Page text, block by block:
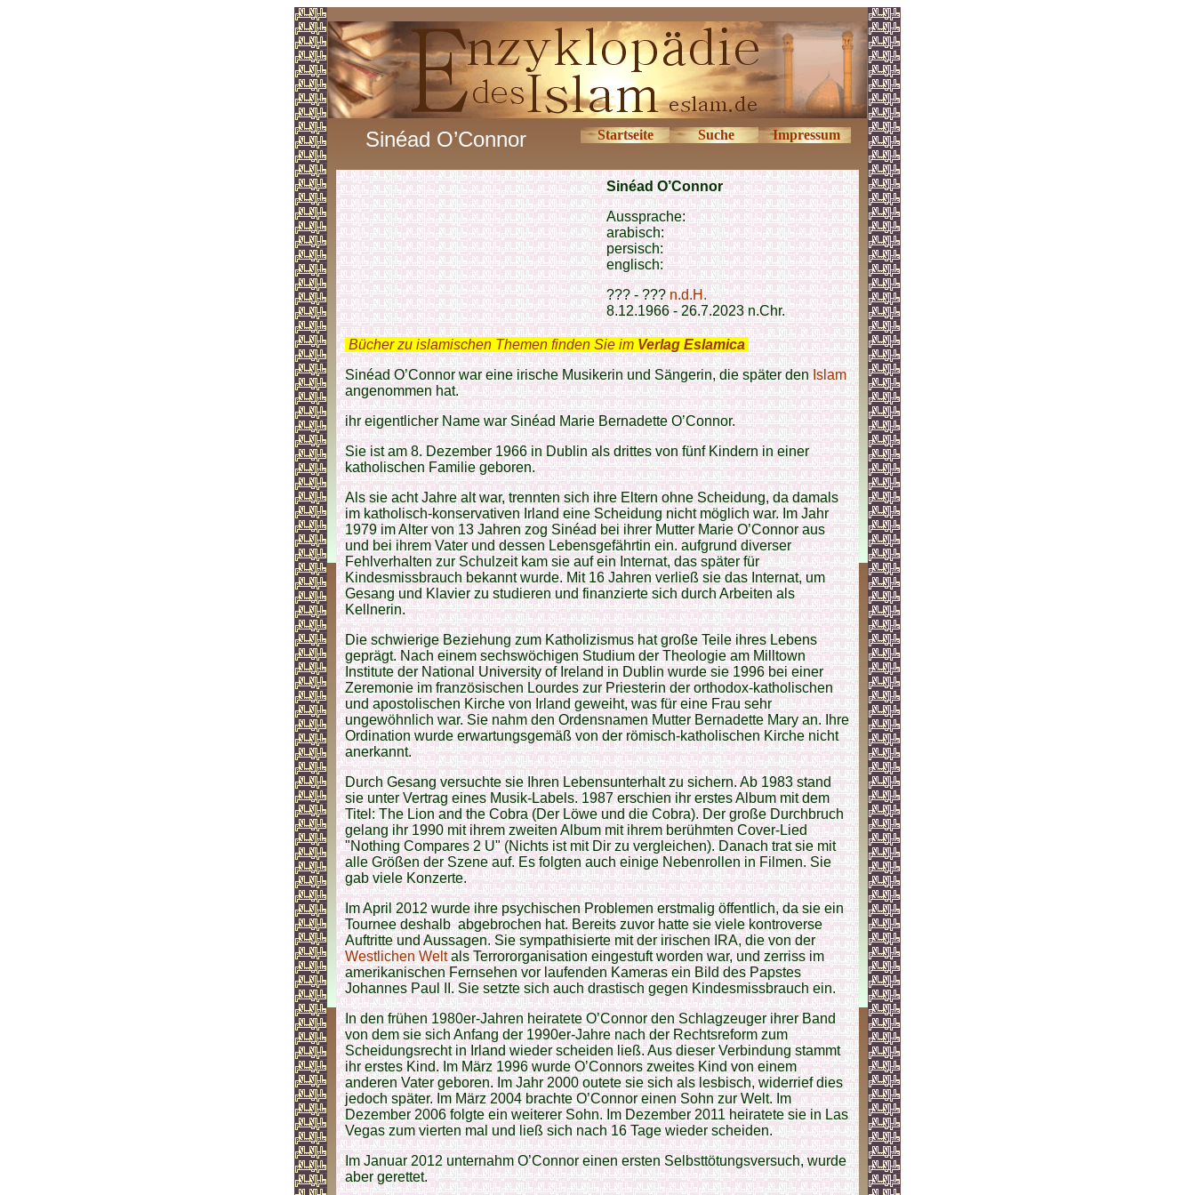
Sinéad O’Connor Startseite Suche Impressum
Sinéad O’Connor
Aussprache:
arabisch:
persisch:
englisch:
??? - ???n.d.H.
8.12.1966 - 26.7.2023 n.Chr.
Bücher zu islamischen Themen finden Sie im Verlag Eslamica
Sinéad O’Connor war eine irische Musikerin und Sängerin, die später denIslam
angenommen hat.
ihr eigentlicher Name war Sinéad Marie Bernadette O’Connor.
Sie ist am 8. Dezember 1966 in Dublin als drittes von fünf Kindern in einer
katholischen Familie geboren.
Als sie acht Jahre alt war, trennten sich ihre Eltern ohne Scheidung, da damals
im katholisch-konservativen Irland eine Scheidung nicht möglich war. Im Jahr
1979 im Alter von 13 Jahren zog Sinéad bei ihrer Mutter Marie O’Connor aus
und bei ihrem Vater und dessen Lebensgefährtin ein. aufgrund diverser
Fehlverhalten zur Schulzeit kam sie auf ein Internat, das später für
Kindesmissbrauch bekannt wurde. Mit 16 Jahren verließ sie das Internat, um
Gesang und Klavier zu studieren und finanzierte sich durch Arbeiten als
Kellnerin.
Die schwierige Beziehung zum Katholizismus hat große Teile ihres Lebens
geprägt. Nach einem sechswöchigen Studium der Theologie am Milltown
Institute der National University of Ireland in Dublin wurde sie 1996 bei einer
Zeremonie im französischen Lourdes zur Priesterin der orthodox-katholischen
und apostolischen Kirche von Irland geweiht, was für eine Frau sehr
ungewöhnlich war. Sie nahm den Ordensnamen Mutter Bernadette Mary an. Ihre
Ordination wurde erwartungsgemäß von der römisch-katholischen Kirche nicht
anerkannt.
Durch Gesang versuchte sie Ihren Lebensunterhalt zu sichern. Ab 1983 stand
sie unter Vertrag eines Musik-Labels. 1987 erschien ihr erstes Album mit dem
Titel: The Lion and the Cobra (Der Löwe und die Cobra). Der große Durchbruch
gelang ihr 1990 mit ihrem zweiten Album mit ihrem berühmten Cover-Lied
"Nothing Compares 2 U" (Nichts ist mit Dir zu vergleichen). Danach trat sie mit
alle Größen der Szene auf. Es folgten auch einige Nebenrollen in Filmen. Sie
gab viele Konzerte.
Im April 2012 wurde ihre psychischen Problemen erstmalig öffentlich, da sie ein
Tournee deshalb abgebrochen hat. Bereits zuvor hatte sie viele kontroverse
Auftritte und Aussagen. Sie sympathisierte mit der irischen IRA, die von der
Westlichen Weltals Terrororganisation eingestuft worden war, und zerriss im
amerikanischen Fernsehen vor laufenden Kameras ein Bild des Papstes
Johannes Paul II. Sie setzte sich auch drastisch gegen Kindesmissbrauch ein.
In den frühen 1980er-Jahren heiratete O’Connor den Schlagzeuger ihrer Band
von dem sie sich Anfang der 1990er-Jahre nach der Rechtsreform zum
Scheidungsrecht in Irland wieder scheiden ließ. Aus dieser Verbindung stammt
ihr erstes Kind. Im März 1996 wurde O’Connors zweites Kind von einem
anderen Vater geboren. Im Jahr 2000 outete sie sich als lesbisch, widerrief dies
jedoch später. Im März 2004 brachte O’Connor einen Sohn zur Welt. Im
Dezember 2006 folgte ein weiterer Sohn. Im Dezember 2011 heiratete sie in Las
Vegas zum vierten mal und ließ sich nach 16 Tage wieder scheiden.
Im Januar 2012 unternahm O’Connor einen ersten Selbsttötungsversuch, wurde
aber gerettet.